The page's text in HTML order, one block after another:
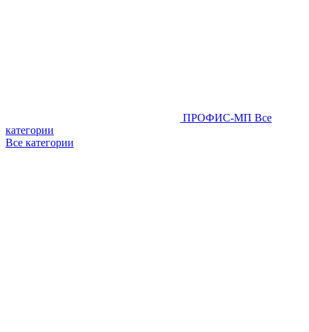
ПРОФИС-МП Все
категории
Все категории